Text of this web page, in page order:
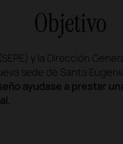
Objetivo
y la Dirección
sede de Santa
ayudase a prestar